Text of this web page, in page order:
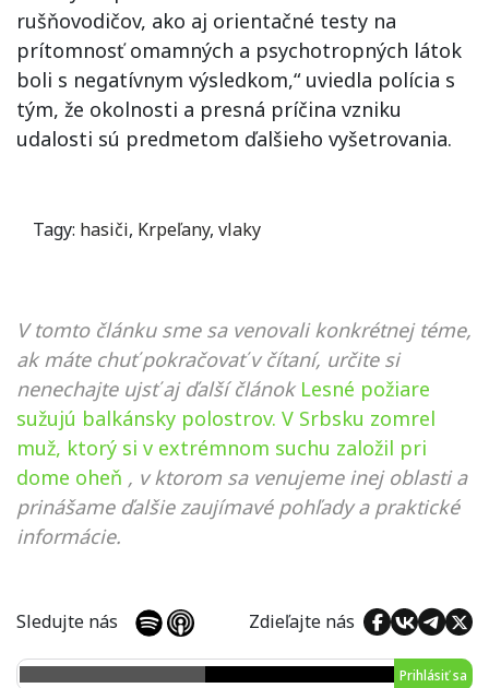
rušňovodičov, ako aj orientačné testy na
prítomnosť omamných a psychotropných látok
boli s negatívnym výsledkom,“ uviedla polícia s
tým, že okolnosti a presná príčina vzniku
udalosti sú predmetom ďalšieho vyšetrovania.
Tagy: hasiči, Krpeľany, vlaky
V tomto článku sme sa venovali konkrétnej téme,
ak máte chuť pokračovať v čítaní, určite si
nenechajte ujsť aj ďalší článok Lesné požiare
sužujú balkánsky polostrov. V Srbsku zomrel
muž, ktorý si v extrémnom suchu založil pri
dome oheň , v ktorom sa venujeme inej oblasti a
prinášame ďalšie zaujímavé pohľady a praktické
informácie.
Sledujte nás Zdieľajte nás
Prihlásiť sa